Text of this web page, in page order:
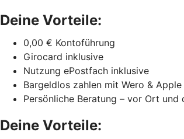
Deine Vorteile:
0,00 € Kontoführung
Girocard inklusive
Nutzung ePostfach inklusive
Bargeldlos zahlen mit Wero & Apple
Persönliche Beratung – vor Ort und
Deine Vorteile: